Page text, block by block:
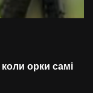
орки самі